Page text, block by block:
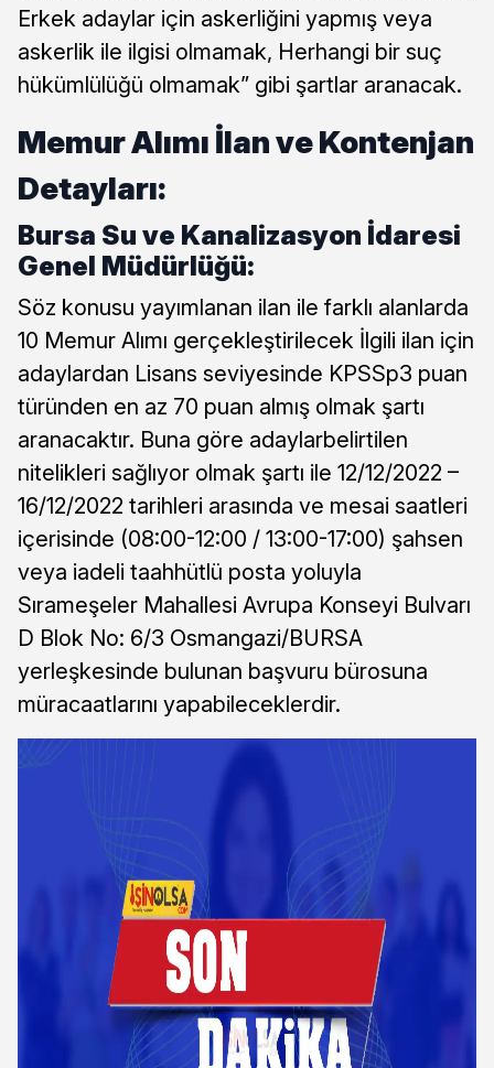
Erkek adaylar için askerliğini yapmış veya
askerlik ile ilgisi olmamak, Herhangi bir suç
hükümlülüğü olmamak” gibi şartlar aranacak.
Memur Alımı İlan ve Kontenjan
Detayları:
Bursa Su ve Kanalizasyon İdaresi
Genel Müdürlüğü:
Söz konusu yayımlanan ilan ile farklı alanlarda
10 Memur Alımı gerçekleştirilecek İlgili ilan için
adaylardan Lisans seviyesinde KPSSp3 puan
türünden en az 70 puan almış olmak şartı
aranacaktır. Buna göre adaylarbelirtilen
nitelikleri sağlıyor olmak şartı ile 12/12/2022 –
16/12/2022 tarihleri arasında ve mesai saatleri
içerisinde (08:00-12:00 / 13:00-17:00) şahsen
veya iadeli taahhütlü posta yoluyla
Sırameşeler Mahallesi Avrupa Konseyi Bulvarı
D Blok No: 6/3 Osmangazi/BURSA
yerleşkesinde bulunan başvuru bürosuna
müracaatlarını yapabileceklerdir.